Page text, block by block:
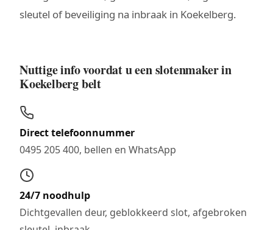
sleutel of beveiliging na inbraak in Koekelberg.
Nuttige info voordat u een slotenmaker in
Koekelberg belt
Direct telefoonnummer
0495 205 400, bellen en WhatsApp
24/7 noodhulp
Dichtgevallen deur, geblokkeerd slot, afgebroken